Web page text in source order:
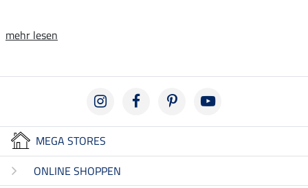
mehr lesen
MEGA STORES
ONLINE SHOPPEN